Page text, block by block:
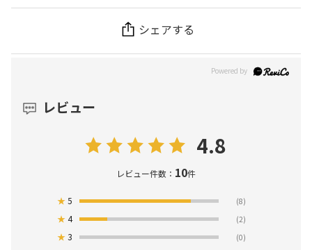
シェアする
レビュー
4.8
レビュー件数： 10件
★5 (8)
★4 (2)
★3 (0)